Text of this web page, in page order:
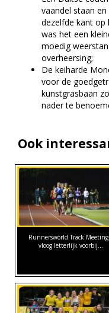
vaandel staan
dezelfde kant op
was het een
moedig
overheersing;
De keiharde
voor de
kunstgrasbaan
nader te
Ook
Runnersworld Track Meeting
vloog letterlijk voorbij...